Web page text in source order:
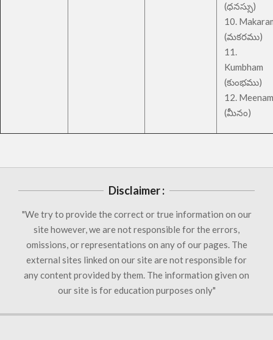
(ధనస్సు)
10.
(మకరము)
11.
Kumbham
(కుంభము)
12. Meenam
(మీనం)
Disclaimer :
"We try to provide the correct or true information on our
site however, we are not responsible for the errors,
omissions, or representations on any of our pages. The
external sites linked on our site are not responsible for
any content provided by them. The information given on
our site is for education purposes only"